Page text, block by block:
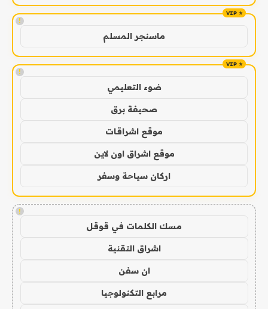
!
ماسنجر المسلم
!
ضوء التعليمي
صحيفة برق
موقع اشراقات
موقع اشراق اون لاين
اركان سياحة وسفر
!
مسك الكلمات في قوقل
اشراق التقنية
ان سفن
مرابع التكنولوجيا